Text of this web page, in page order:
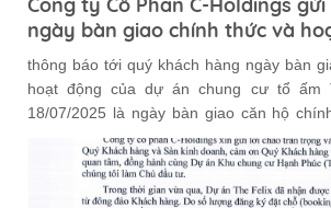
ngày bàn giao chính thức và
thức của dự án Chung Cư The
thông báo tới quý khách hàng ngày bàn
hoạt động của dự án chung cư tổ ấm
18/07/2025 là ngày bàn giao căn hộ
liên quan tới nhà ở chung cư The Maison
sẽ có hiệu lực pháp lý sau ngày 18/07/2025